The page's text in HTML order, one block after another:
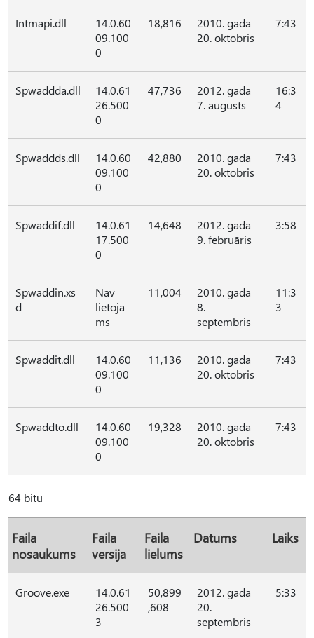
Intmapi.dll
14.0.60
09.100
0
18,816
2010. gada
20. oktobris
7:43
Spwaddda.dll
14.0.61
26.500
0
47,736
2012. gada
7. augusts
16:3
4
Spwaddds.dll
14.0.60
09.100
0
42,880
2010. gada
20. oktobris
7:43
Spwaddif.dll
14.0.61
17.500
0
14,648
2012. gada
9. februāris
3:58
Spwaddin.xs
d
Nav
lietoja
ms
11,004
2010. gada
8.
septembris
11:3
3
Spwaddit.dll
14.0.60
09.100
0
11,136
2010. gada
20. oktobris
7:43
Spwaddto.dll
14.0.60
09.100
0
19,328
2010. gada
20. oktobris
7:43
64 bitu
Faila
nosaukums
Faila
versija
Faila
lielums
Datums Laiks
Groove.exe
14.0.61
26.500
3
50,899
,608
2012. gada
20.
septembris
5:33